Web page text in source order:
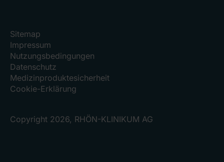
Sitemap
Impressum
Nutzungsbedingungen
Datenschutz
Medizinproduktesicherheit
Cookie-Erklärung
Copyright 2026, RHÖN-KLINIKUM AG